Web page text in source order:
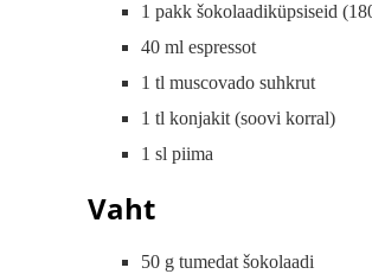
1 pakk šokolaadiküpsiseid
40 ml espressot
1 tl muscovado suhkrut
1 tl konjakit (soovi korral)
1 sl piima
Vaht
50 g tumedat šokolaadi